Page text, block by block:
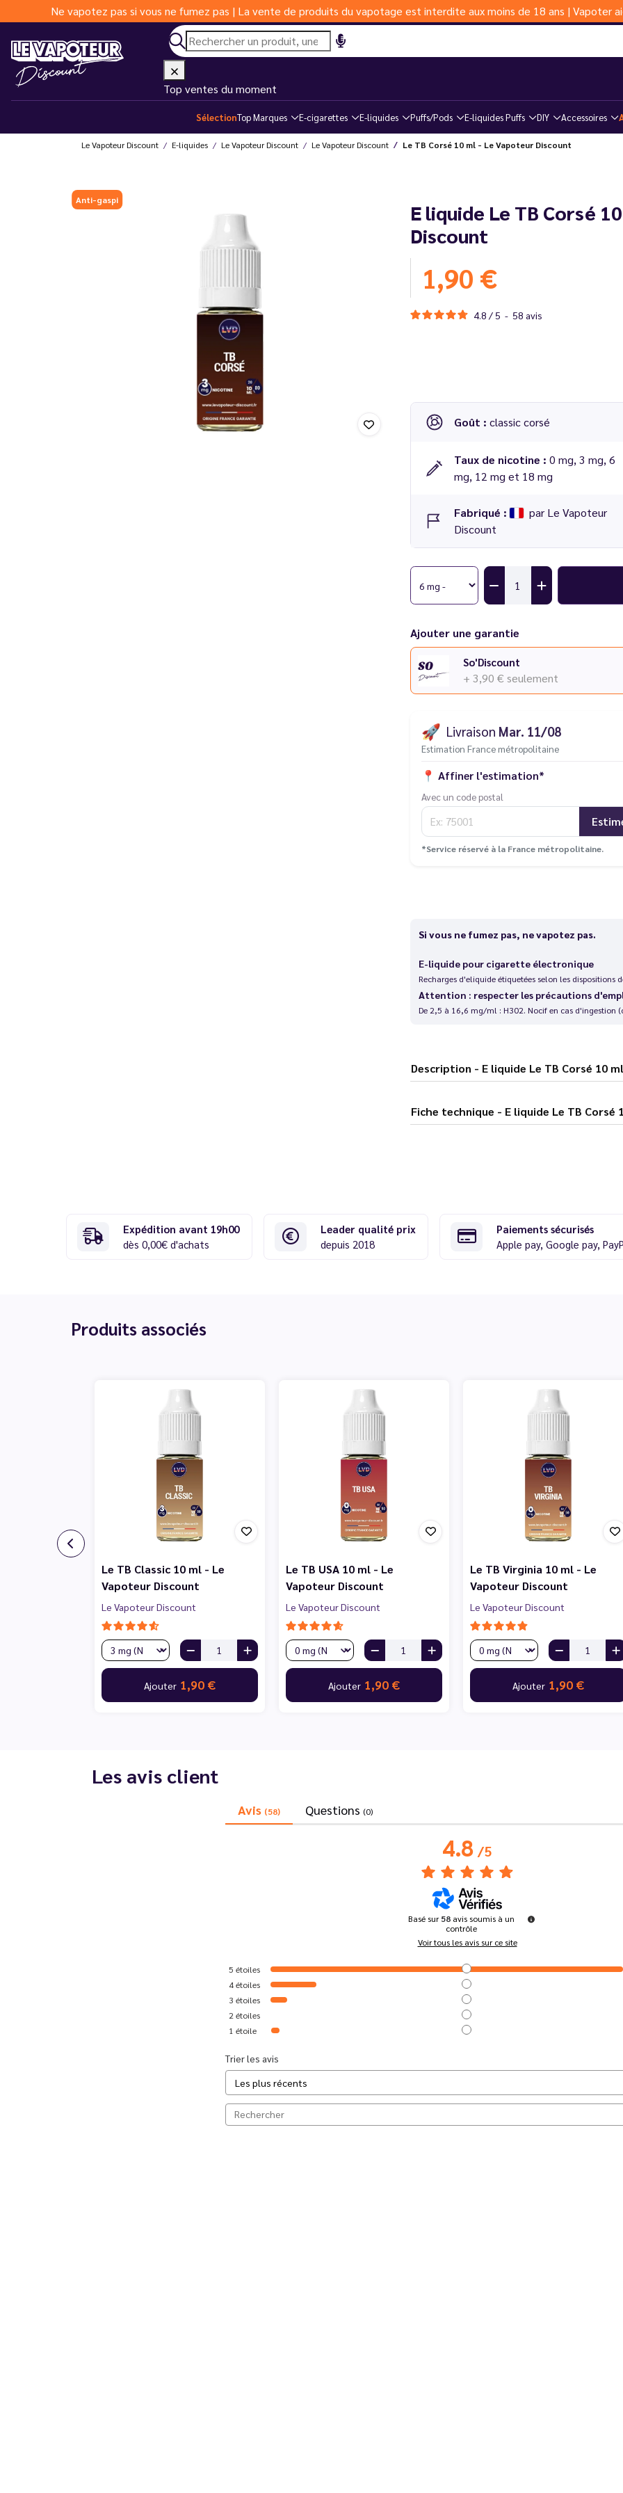
Ne vapotez pas si vous ne fumez pas | La vente de produits du vapotage est interdite aux moins de 18 ans | Vapoter
Top ventes du moment
SélectionTop Marques E-cigarettes E-liquides Puffs/Pods E-liquides Puffs DIY Accessoires
Le Vapoteur Discount E-liquides Le Vapoteur Discount Le Vapoteur Discount Le TB Corsé 10 ml - Le Vapoteur Discount
Anti-gaspi
E liquide Le TB Corsé
Discount
1,90 €
4.8 / 5 - 58 avis
Goût : classic corsé
Taux de nicotine : 0 mg, 3 mg, 6
mg, 12 mg et 18 mg
Fabriqué :
par Le Vapoteur
Discount
Sélectionnez un clearomiseur spécialement
afin de prévenir les fuites.
Ajouter une garantie
So'Discount
+ 3,90 € seulement
🚀 Livraison Mar. 11/08
Estimation France métropolitaine
📍 Affiner l'estimation*
Avec un code postal
*Service réservé à la France métropolitaine.
Si vous ne fumez pas, ne vapotez pas.
E-liquide pour cigarette électronique
Recharges d'eliquide étiquetées selon les
Attention : respecter les précautions
De 2,5 à 16,6 mg/ml : H302. Nocif en cas d'ingestion
Description - E liquide Le TB
Fiche technique - E liquide Le
Expédition avant 19h00
dès 0,00€ d'achats
Leader qualité prix
depuis 2018
Paiements sécurisés
Apple pay, Google pay,
Produits associés
Le TB Classic 10 ml - Le
Vapoteur Discount
Le Vapoteur Discount
Ajouter 1,90 €
Le TB USA 10 ml - Le
Vapoteur Discount
Le Vapoteur Discount
Ajouter 1,90 €
Le TB Virginia 10 ml - Le
Vapoteur Discount
Le Vapoteur Discount
Ajouter 1,90 €
Les avis client
Avis (58) Questions (0)
4.8/5
Basé sur58 avis soumis à un
contrôle
Voir tous les avis sur ce site
5 étoiles
4étoiles
3 étoiles
2 étoiles
1 étoile
Trier les avis